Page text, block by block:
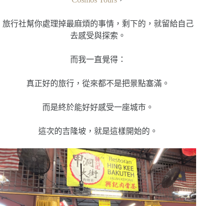
旅行社幫你處理掉最麻煩的事情，剩下的，就留給自己
去感受與探索。
而我一直覺得：
真正好的旅行，從來都不是把景點塞滿。
而是終於能好好感受一座城市。
這次的吉隆坡，就是這樣開始的。